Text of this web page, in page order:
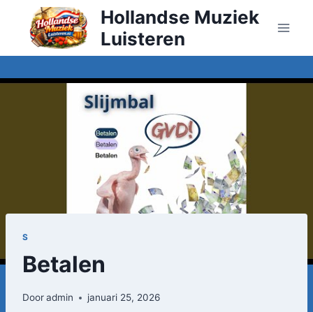
Doorgaan
inhoud
Hollandse Muziek
Luisteren
S
Betalen
Dooradmin januari 25, 2026